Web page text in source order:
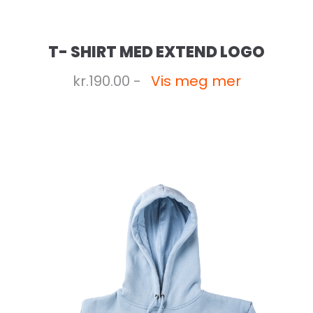
T- SHIRT MED EXTEND LOGO
kr.190.00 - Vis meg mer